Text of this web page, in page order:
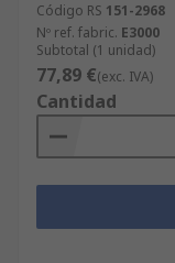
Código RS 151-2968
Nº ref. fabric. E3000
Subtotal (1 unidad)
77,89 €(exc. IVA)
Cantidad